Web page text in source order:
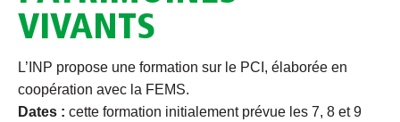
VIVANTS
L’INP propose une formation sur le PCI, élaborée en
coopération avec la FEMS.
Dates : cette formation initialement prévue les 7, 8 et 9